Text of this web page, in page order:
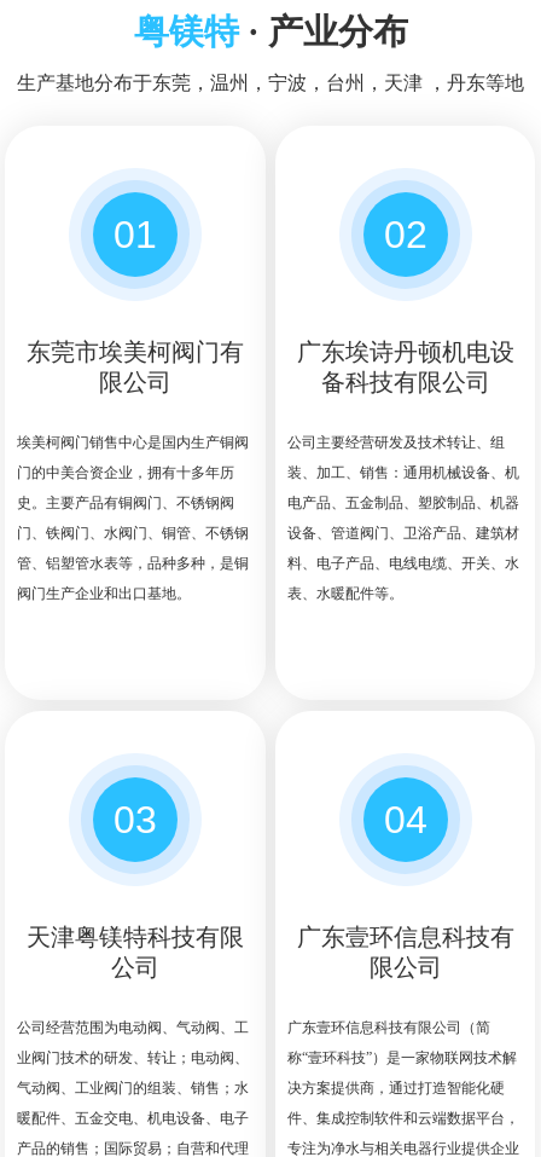
粤镁特· 产业分布
生产基地分布于东莞，温州，宁波，台州，天津 ，丹东等地
01
东莞市埃美柯阀门有
限公司
埃美柯阀门销售中心是国内生产铜阀
门的中美合资企业，拥有十多年历
史。主要产品有铜阀门、不锈钢阀
门、铁阀门、水阀门、铜管、不锈钢
管、铝塑管水表等，品种多种，是铜
阀门生产企业和出口基地。
02
广东埃诗丹顿机电设
备科技有限公司
公司主要经营研发及技术转让、组
装、加工、销售：通用机械设备、机
电产品、五金制品、塑胶制品、机器
设备、管道阀门、卫浴产品、建筑材
料、电子产品、电线电缆、开关、水
表、水暖配件等。
03
天津粤镁特科技有限
公司
公司经营范围为电动阀、气动阀、工
业阀门技术的研发、转让；电动阀、
气动阀、工业阀门的组装、销售；水
暖配件、五金交电、机电设备、电子
产品的销售；国际贸易；自营和代理
04
广东壹环信息科技有
限公司
广东壹环信息科技有限公司（简
称“壹环科技”）是一家物联网技术解
决方案提供商，通过打造智能化硬
件、集成控制软件和云端数据平台，
专注为净水与相关电器行业提供企业